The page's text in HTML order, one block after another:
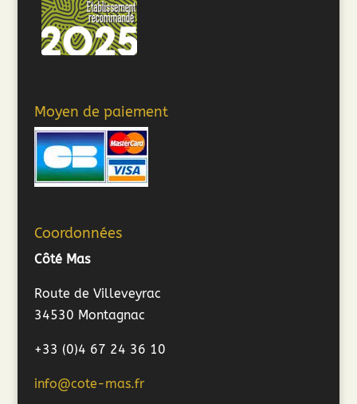
Moyen de paiement
Coordonnées
Côté Mas
Route de Villeveyrac
34530 Montagnac
+33 (0)4 67 24 36 10
info@cote-mas.fr